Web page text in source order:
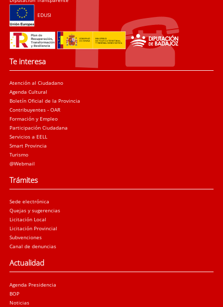
EDUSI
Te interesa
Atención al Ciudadano
Agenda Cultural
Boletín Oficial de la Provincia
Contribuyentes - OAR
Formación y Empleo
Participación Ciudadana
Servicios a EELL
Smart Provincia
Turismo
@Webmail
Trámites
Sede electrónica
Quejas y sugerencias
Licitación Local
Licitación Provincial
Subvenciones
Canal de denuncias
Actualidad
Agenda Presidencia
BOP
Noticias